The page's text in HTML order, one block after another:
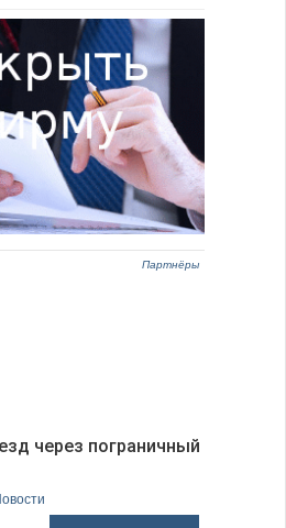
Партнёры
через пограничный